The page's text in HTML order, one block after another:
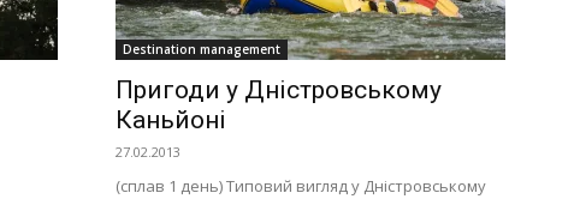
Destination management
Пригоди у Дністровському
Каньйоні
27.02.2013
(сплав 1 день) Типовий вигляд у Дністровському